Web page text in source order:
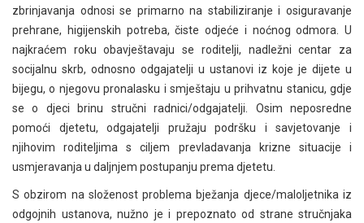
zbrinjavanja odnosi se primarno na stabiliziranje i osiguravanje
prehrane, higijenskih potreba, čiste odjeće i noćnog odmora. U
najkraćem roku obavještavaju se roditelji, nadležni centar za
socijalnu skrb, odnosno odgajatelji u ustanovi iz koje je dijete u
bijegu, o njegovu pronalasku i smještaju u prihvatnu stanicu, gdje
se o djeci brinu stručni radnici/odgajatelji. Osim neposredne
pomoći djetetu, odgajatelji pružaju podršku i savjetovanje i
njihovim roditeljima s ciljem prevladavanja krizne situacije i
usmjeravanja u daljnjem postupanju prema djetetu.
S obzirom na složenost problema bježanja djece/maloljetnika iz
odgojnih ustanova, nužno je i prepoznato od strane stručnjaka